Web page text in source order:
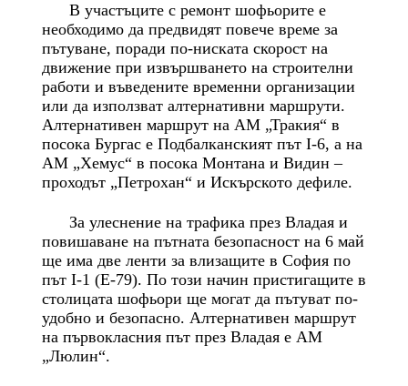
В участъците с ремонт шофьорите е
необходимо да предвидят повече време за
пътуване, поради по-ниската скорост на
движение при извършването на строителни
работи и въведените временни организации
или да използват алтернативни маршрути.
Алтернативен маршрут на АМ „Тракия“ в
посока Бургас е Подбалканският път I-6, а на
АМ „Хемус“ в посока Монтана и Видин –
проходът „Петрохан“ и Искърското дефиле.
За улеснение на трафика през Владая и
повишаване на пътната безопасност на 6 май
ще има две ленти за влизащите в София по
път I-1 (Е-79). По този начин пристигащите в
столицата шофьори ще могат да пътуват по-
удобно и безопасно. Алтернативен маршрут
на първокласния път през Владая е АМ
„Люлин“.